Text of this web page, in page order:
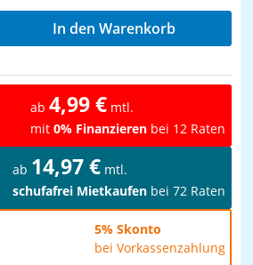
Gib den gewünschten
In den Warenkorb
ab 4,99 € mtl.
mit 0% Finanzieren bei 12 Raten
ab 14,97 € mtl.
schufafrei Mietkaufen bei 72 Raten
5% Skonto
bei Vorkassenzahlung